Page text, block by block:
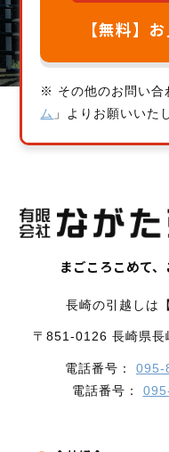
【無料】
※ その他のお問い合
ム 」よりお願いいた
まごころこめて
長崎の引越しは
〒851-0126 長崎県長
電話番号： 095-
電話番号：